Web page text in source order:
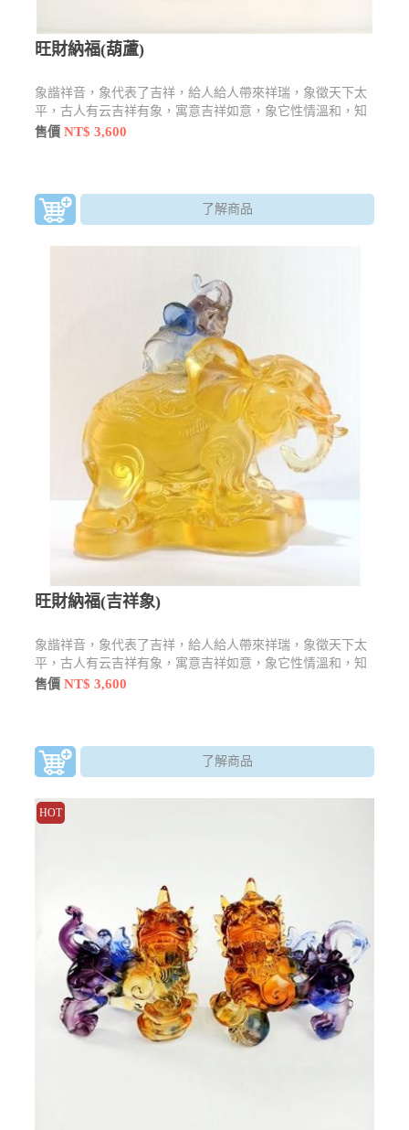
旺財納福(葫蘆)
象諧祥音，象代表了吉祥，給人給人帶來祥瑞，象徵天下太
平，古人有云吉祥有象，寓意吉祥如意，象它性情溫和，知
恩圖報。而在泰國來說是招財的象徵。
售價NT$ 3,600
了解商品
旺財納福(吉祥象)
象諧祥音，象代表了吉祥，給人給人帶來祥瑞，象徵天下太
平，古人有云吉祥有象，寓意吉祥如意，象它性情溫和，知
恩圖報。而在泰國來說是招財的象徵。
售價NT$ 3,600
了解商品
HOT